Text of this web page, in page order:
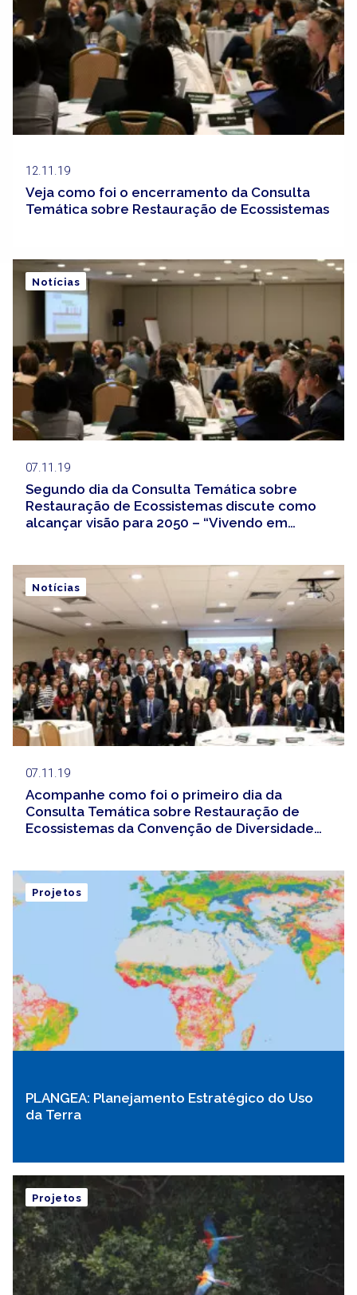
12.11.19
Veja como foi o encerramento da Consulta
Temática sobre Restauração de Ecossistemas
07.11.19
Segundo dia da Consulta Temática sobre
Restauração de Ecossistemas discute como
alcançar visão para 2050 – “Vivendo em
Notícias
07.11.19
Acompanhe como foi o primeiro dia da
Consulta Temática sobre Restauração de
Ecossistemas da Convenção de Diversidade
Notícias
PLANGEA: Planejamento Estratégico do Uso
da Terra
Projetos
Projetos